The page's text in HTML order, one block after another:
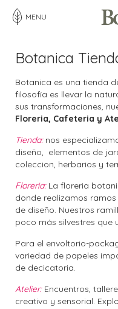
MENU
Botanica
Botanica es una tienda
filosofía es llevar la
sus transformaciones,
Floreria, Cafeteria y
Tienda: nos
diseño, elementos de
coleccion, herbarios y
Floreria: La floreria
donde realizamos
de diseño. Nuestros
poco más silvestres que
Para el envoltorio-
variedad de papeles
de decicatoria.
Atelier:Encuentros,
creativo y sensorial.